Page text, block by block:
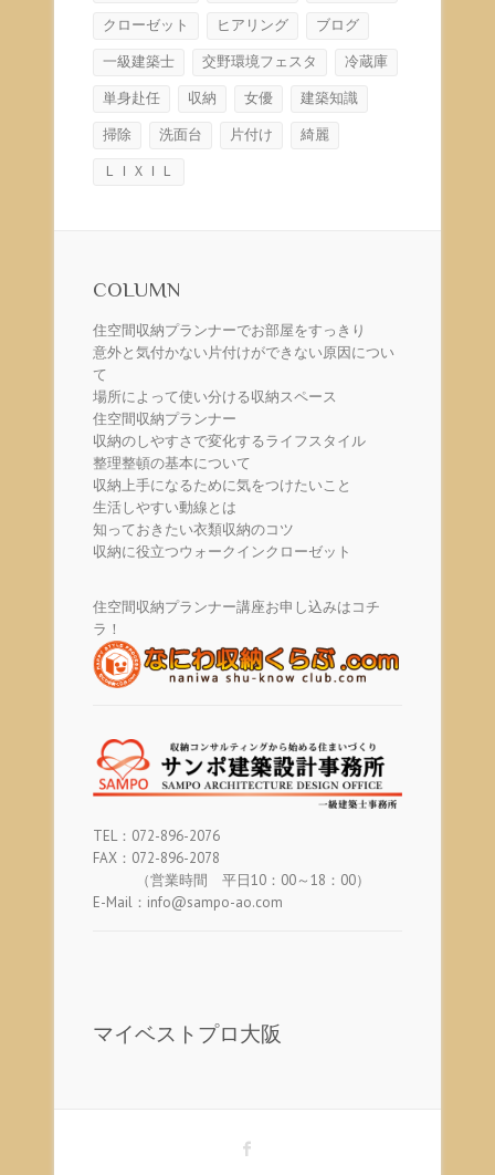
クローゼット
ヒアリング
ブログ
一級建築士
交野環境フェスタ
冷蔵庫
単身赴任
収納 女優
建築知識
掃除
洗面台 片付け
綺麗
ＬＩＸＩＬ
COLUMN
住空間収納プランナーでお部屋をすっきり
意外と気付かない片付けができない原因につい
て
場所によって使い分ける収納スペース
住空間収納プランナー
収納のしやすさで変化するライフスタイル
整理整頓の基本について
収納上手になるために気をつけたいこと
生活しやすい動線とは
知っておきたい衣類収納のコツ
収納に役立つウォークインクローゼット
住空間収納プランナー講座お申し込みはコチ
ラ！
TEL：072-896-2076
FAX：072-896-2078
（営業時間 平日10：00～18：00）
E-Mail：info@sampo-ao.com
マイベストプロ大阪